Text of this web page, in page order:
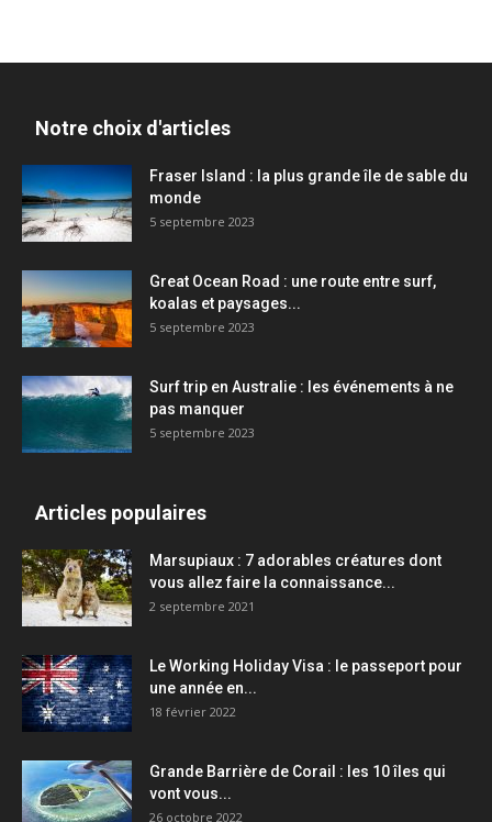
Notre choix d'articles
Fraser Island : la plus grande île de sable du
monde
5 septembre 2023
Great Ocean Road : une route entre surf,
koalas et paysages...
5 septembre 2023
Surf trip en Australie : les événements à ne
pas manquer
5 septembre 2023
Articles populaires
Marsupiaux : 7 adorables créatures dont
vous allez faire la connaissance...
2 septembre 2021
Le Working Holiday Visa : le passeport pour
une année en...
18 février 2022
Grande Barrière de Corail : les 10 îles qui
vont vous...
26 octobre 2022